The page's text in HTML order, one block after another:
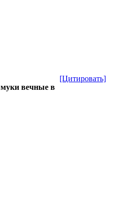
[Цитировать]
муки вечные в